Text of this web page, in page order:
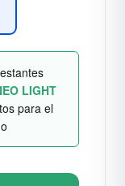
LIGHT
para el